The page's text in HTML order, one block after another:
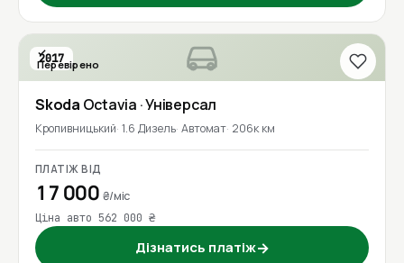
2017
Перевірено
1 власник
Skoda Octavia · Універсал
Кропивницький 1.6 Дизель Автомат 206к км
ПЛАТІЖ ВІД
17 000 ₴/міс
Ціна авто 562 000 ₴
Дізнатись платіж→